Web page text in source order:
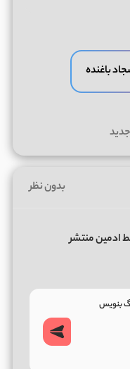
باغنده
بدون نظر
ادمین منتشر